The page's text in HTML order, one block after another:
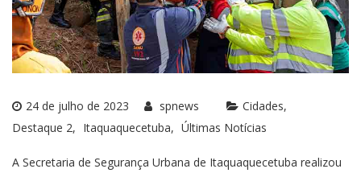
24 de julho de 2023 spnews
Cidades
Destaque 2
Itaquaquecetuba Últimas Notícias
A Secretaria de Segurança Urbana de Itaquaquecetuba realizou